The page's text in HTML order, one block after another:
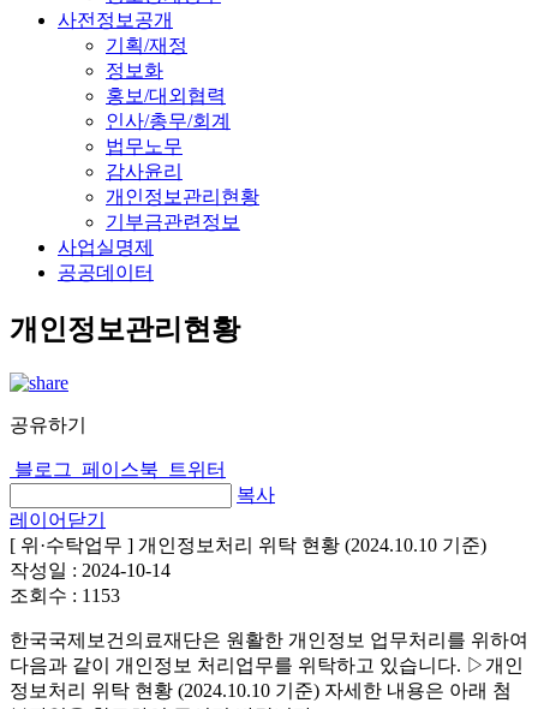
사전정보공개
기획/재정
정보화
홍보/대외협력
인사/총무/회계
법무노무
감사윤리
개인정보관리현황
기부금관련정보
사업실명제
공공데이터
개인정보관리현황
공유하기
블로그 페이스북
트위터
복사
레이어닫기
[ 위·수탁업무 ] 개인정보처리 위탁 현황 (2024.10.10 기준)
작성일 : 2024-10-14
조회수 : 1153
한국국제보건의료재단은 원활한 개인정보 업무처리를 위하여
다음과 같이 개인정보 처리업무를 위탁하고 있습니다. ▷개인
정보처리 위탁 현황 (2024.10.10 기준) 자세한 내용은 아래 첨